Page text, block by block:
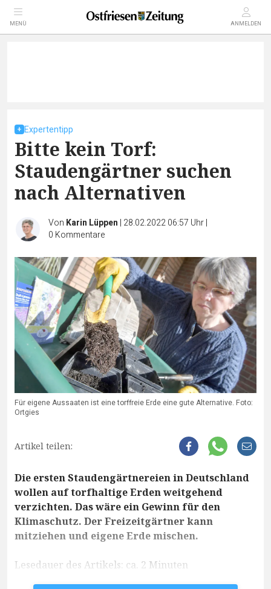
MENÜ ANMELDEN
Expertentipp
Bitte kein Torf:
Staudengärtner suchen
nach Alternativen
Von Karin Lüppen | 28.02.2022 06:57 Uhr|
0 Kommentare
Für eigene Aussaaten ist eine torffreie Erde eine gute Alternative. Foto:
Ortgies
Artikel teilen:
Die ersten Staudengärtnereien in Deutschland
wollen auf torfhaltige Erden weitgehend
verzichten. Das wäre ein Gewinn für den
Klimaschutz. Der Freizeitgärtner kann
mitziehen und eigene Erde mischen.
Lesedauer des Artikels: ca. 2 Minuten